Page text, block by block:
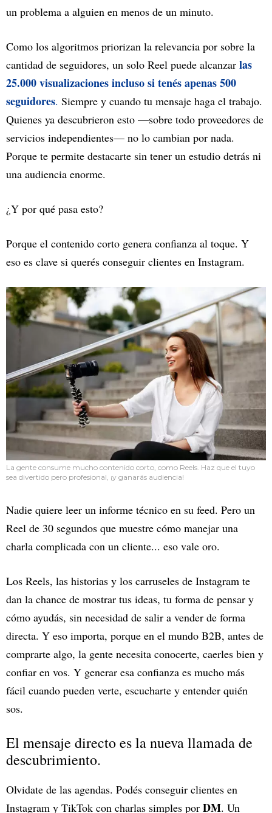
un problema a alguien en menos de un minuto.
Como los algoritmos priorizan la relevancia por sobre la
cantidad de seguidores, un solo Reel puede alcanzar las
25.000 visualizaciones incluso si tenés apenas 500
seguidores. Siempre y cuando tu mensaje haga el trabajo.
Quienes ya descubrieron esto —sobre todo proveedores de
servicios independientes— no lo cambian por nada.
Porque te permite destacarte sin tener un estudio detrás ni
una audiencia enorme.
¿Y por qué pasa esto?
Porque el contenido corto genera confianza al toque. Y
eso es clave si querés conseguir clientes en Instagram.
La gente consume mucho contenido corto, como Reels. Haz que el tuyo
sea divertido pero profesional, ¡y ganarás audiencia!
Nadie quiere leer un informe técnico en su feed. Pero un
Reel de 30 segundos que muestre cómo manejar una
charla complicada con un cliente... eso vale oro.
Los Reels, las historias y los carruseles de Instagram te
dan la chance de mostrar tus ideas, tu forma de pensar y
cómo ayudás, sin necesidad de salir a vender de forma
directa. Y eso importa, porque en el mundo B2B, antes de
comprarte algo, la gente necesita conocerte, caerles bien y
confiar en vos. Y generar esa confianza es mucho más
fácil cuando pueden verte, escucharte y entender quién
sos.
El mensaje directo es la nueva llamada de
descubrimiento.
Olvidate de las agendas. Podés conseguir clientes en
Instagram y TikTok con charlas simples por DM. Un